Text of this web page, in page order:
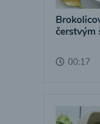
čerstvým
00:17